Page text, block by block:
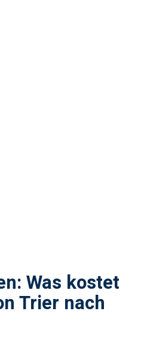
Was kostet
Trier nach